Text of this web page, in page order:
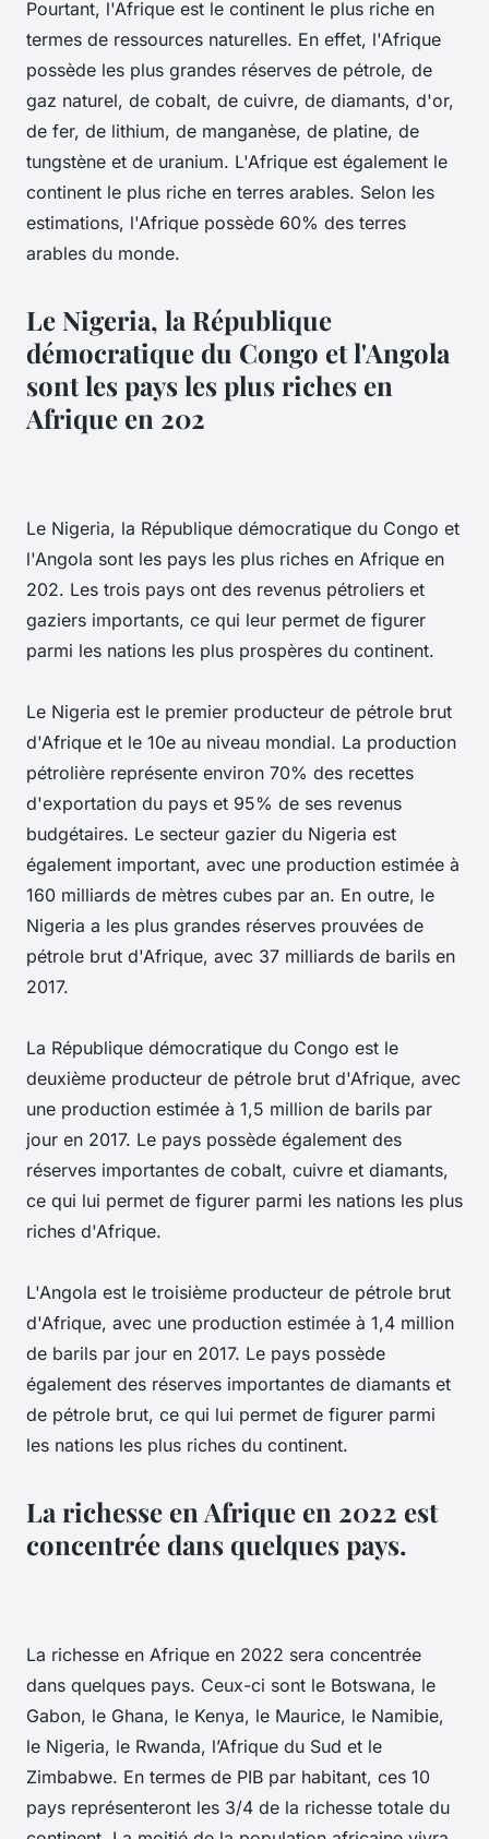
Pourtant, l'Afrique est le continent le plus riche en
termes de ressources naturelles. En effet, l'Afrique
possède les plus grandes réserves de pétrole, de
gaz naturel, de cobalt, de cuivre, de diamants, d'or,
de fer, de lithium, de manganèse, de platine, de
tungstène et de uranium. L'Afrique est également le
continent le plus riche en terres arables. Selon les
estimations, l'Afrique possède 60% des terres
arables du monde.
Le Nigeria, la République
démocratique du Congo et l'Angola
sont les pays les plus riches en
Afrique en 202
Le Nigeria, la République démocratique du Congo et
l'Angola sont les pays les plus riches en Afrique en
202. Les trois pays ont des revenus pétroliers et
gaziers importants, ce qui leur permet de figurer
parmi les nations les plus prospères du continent.
Le Nigeria est le premier producteur de pétrole brut
d'Afrique et le 10e au niveau mondial. La production
pétrolière représente environ 70% des recettes
d'exportation du pays et 95% de ses revenus
budgétaires. Le secteur gazier du Nigeria est
également important, avec une production estimée à
160 milliards de mètres cubes par an. En outre, le
Nigeria a les plus grandes réserves prouvées de
pétrole brut d'Afrique, avec 37 milliards de barils en
2017.
La République démocratique du Congo est le
deuxième producteur de pétrole brut d'Afrique, avec
une production estimée à 1,5 million de barils par
jour en 2017. Le pays possède également des
réserves importantes de cobalt, cuivre et diamants,
ce qui lui permet de figurer parmi les nations les plus
riches d'Afrique.
L'Angola est le troisième producteur de pétrole brut
d'Afrique, avec une production estimée à 1,4 million
de barils par jour en 2017. Le pays possède
également des réserves importantes de diamants et
de pétrole brut, ce qui lui permet de figurer parmi
les nations les plus riches du continent.
La richesse en Afrique en 2022 est
concentrée dans quelques pays.
La richesse en Afrique en 2022 sera concentrée
dans quelques pays. Ceux-ci sont le Botswana, le
Gabon, le Ghana, le Kenya, le Maurice, le Namibie,
le Nigeria, le Rwanda, l’Afrique du Sud et le
Zimbabwe. En termes de PIB par habitant, ces 10
pays représenteront les 3/4 de la richesse totale du